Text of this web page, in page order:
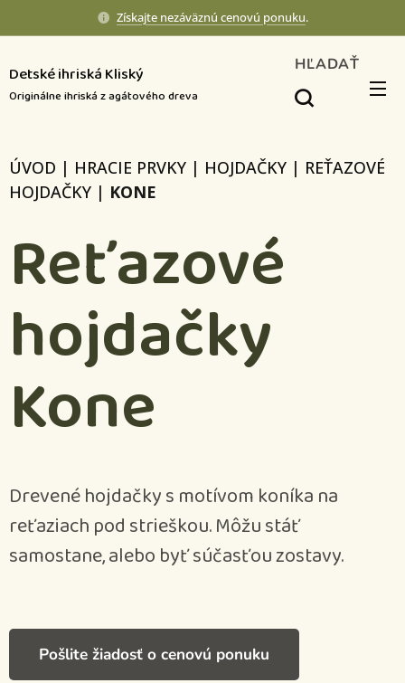
Získajte nezáväznú cenovú ponuku.
Detské ihriská Kliský
Originálne ihriská z agátového dreva
HĽADAŤ
ÚVOD | HRACIE PRVKY | HOJDAČKY | REŤAZOVÉ
HOJDAČKY | KONE
Reťazové
hojdačky
Kone
Drevené hojdačky s motívom koníka na
reťaziach pod strieškou. Môžu stáť
samostane, alebo byť súčasťou zostavy.
Pošlite žiadosť o cenovú ponuku